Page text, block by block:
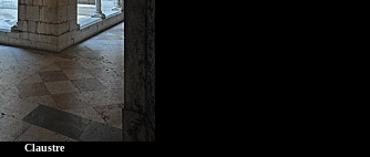
Claustre